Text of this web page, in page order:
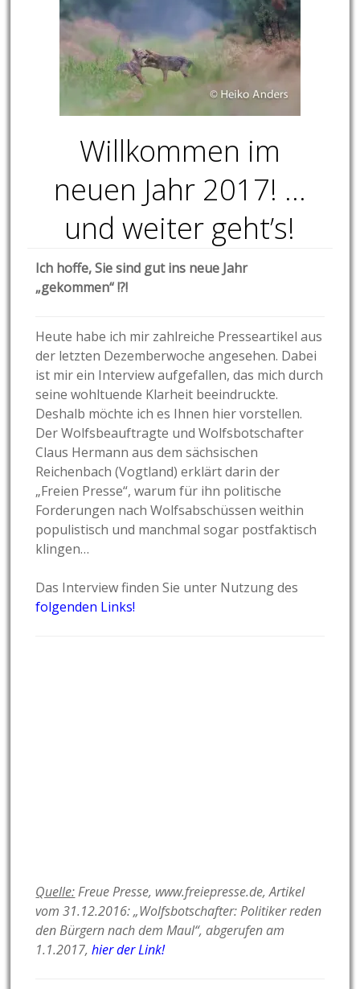
Willkommen im
neuen Jahr 2017! …
und weiter geht’s!
Ich hoffe, Sie sind gut ins neue Jahr
„gekommen“ !?!
Heute habe ich mir zahlreiche Presseartikel aus
der letzten Dezemberwoche angesehen. Dabei
ist mir ein Interview aufgefallen, das mich durch
seine wohltuende Klarheit beeindruckte.
Deshalb möchte ich es Ihnen hier vorstellen.
Der Wolfsbeauftragte und Wolfsbotschafter
Claus Hermann aus dem sächsischen
Reichenbach (Vogtland) erklärt darin der
„Freien Presse“, warum für ihn politische
Forderungen nach Wolfsabschüssen weithin
populistisch und manchmal sogar postfaktisch
klingen…
Das Interview finden Sie unter Nutzung des
folgenden Links!
Quelle:Freue Presse, www.freiepresse.de, Artikel
vom 31.12.2016: „Wolfsbotschafter: Politiker reden
den Bürgern nach dem Maul“, abgerufen am
1.1.2017, hier der Link!